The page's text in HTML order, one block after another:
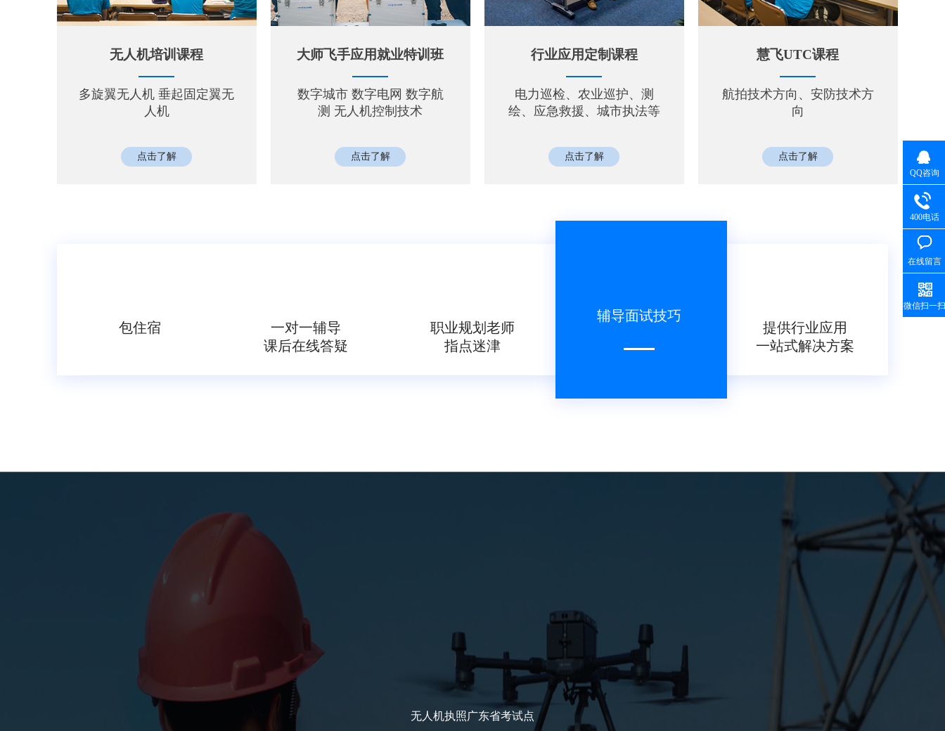
无人机培训课程
多旋翼无人机 垂起固定翼无
人机
点击了解
大师飞手应用就业特训班
数字城市 数字电网 数字航
测 无人机控制技术
点击了解
行业应用定制课程
电力巡检、农业巡护、测
绘、应急救援、城市执法等
点击了解
慧飞UTC课程
航拍技术方向、安防技术方
向
点击了解
包住宿
一对一辅导
课后在线答疑
职业规划老师
指点迷津
辅导面试技巧
提供行业应用
一站式解决方案
无人机执照广东省考试点
QQ咨询
400电话
在线留言
微信扫一扫